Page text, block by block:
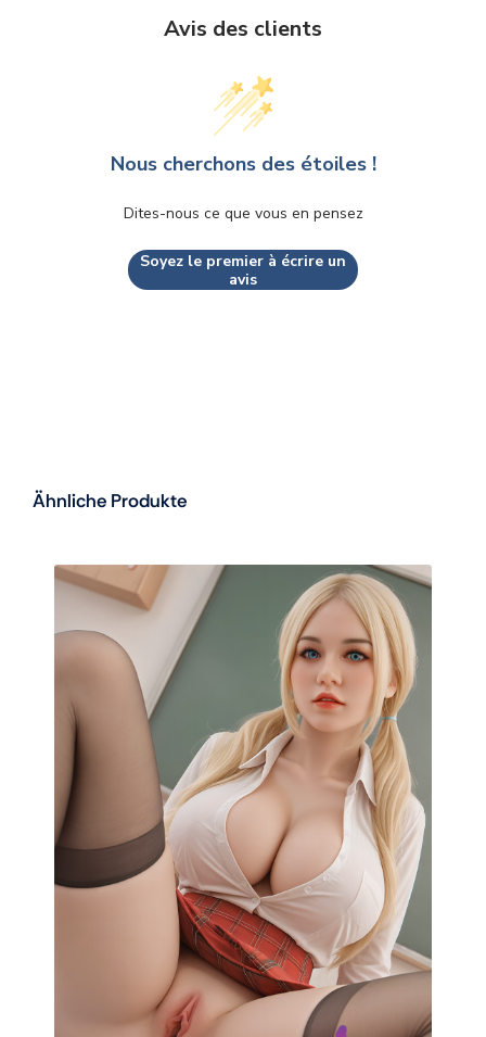
Avis des clients
Nous cherchons des étoiles !
Dites-nous ce que vous en pensez
Soyez le premier à écrire un
avis
Ähnliche Produkte